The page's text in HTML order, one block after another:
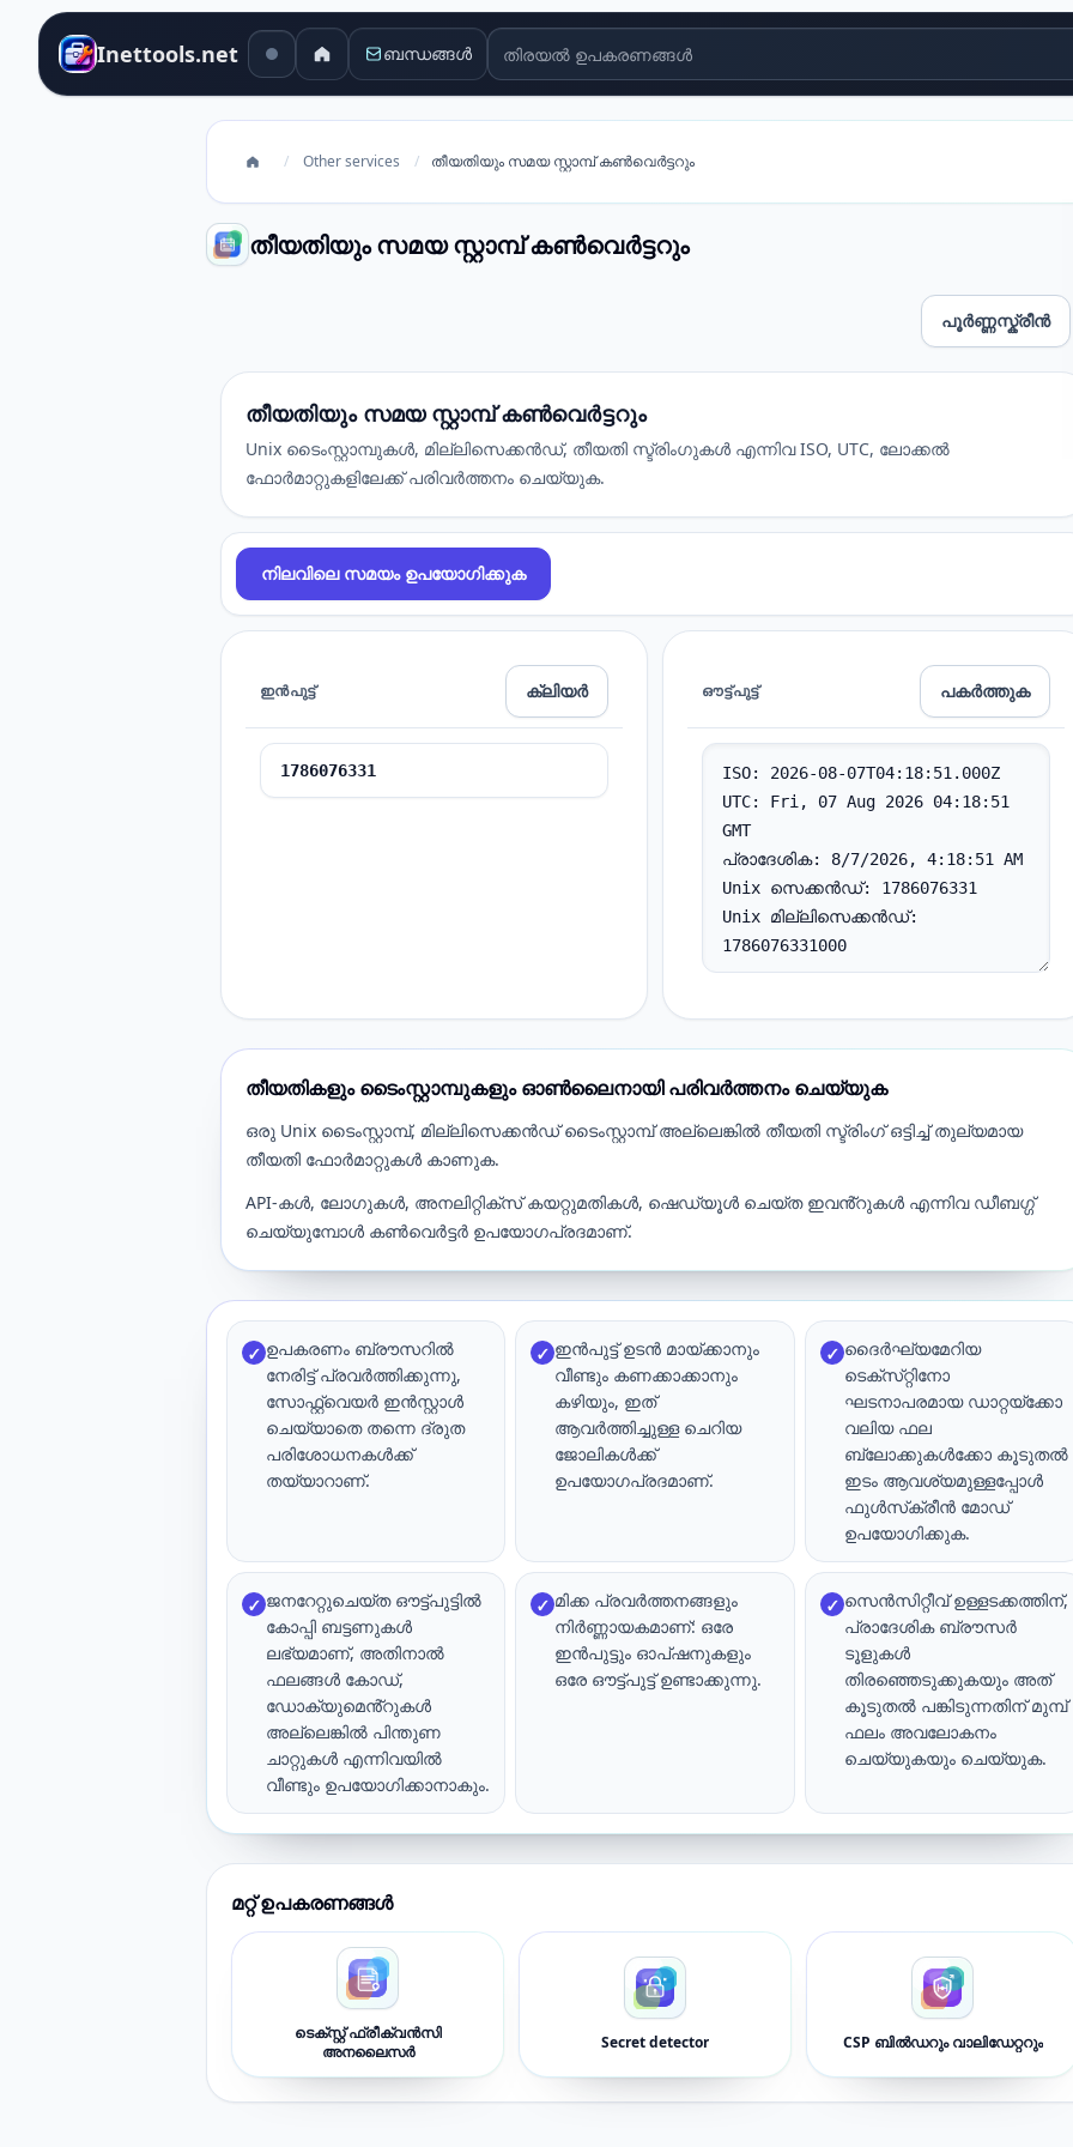
Inettools.net ബന്ധങ്ങൾ തിരയൽ ഉപകരണങ്ങൾ
/ Other services / തീയതിയും സമയ സ്റ്റാമ്പ് കൺവെർട്ടറും
തീയതിയും സമയ സ്റ്റാമ്പ് കൺവെർട്ടറും
പൂർണ്ണസ്ക്രീൻ
തീയതിയും സമയ സ്റ്റാമ്പ് കൺവെർട്ടറും
Unix ടൈംസ്റ്റാമ്പുകൾ, മില്ലിസെക്കൻഡ്, തീയതി സ്ട്രിംഗുകൾ എന്നിവ ISO, UTC, ലോക്കൽ
ഫോർമാറ്റുകളിലേക്ക് പരിവർത്തനം ചെയ്യുക.
നിലവിലെ സമയം ഉപയോഗിക്കുക
ഇൻപുട്ട് ക്ലിയർ ഔട്ട്പുട്ട് പകർത്തുക
തീയതികളും ടൈംസ്റ്റാമ്പുകളും ഓൺലൈനായി പരിവർത്തനം ചെയ്യുക
ഒരു Unix ടൈംസ്റ്റാമ്പ്, മില്ലിസെക്കൻഡ് ടൈംസ്റ്റാമ്പ് അല്ലെങ്കിൽ തീയതി സ്ട്രിംഗ് ഒട്ടിച്ച് തുല്യമായ
തീയതി ഫോർമാറ്റുകൾ കാണുക.
API-കൾ, ലോഗുകൾ, അനലിറ്റിക്സ് കയറ്റുമതികൾ, ഷെഡ്യൂൾ ചെയ്ത ഇവൻ്റുകൾ എന്നിവ ഡീബഗ്ഗ്
ചെയ്യുമ്പോൾ കൺവെർട്ടർ ഉപയോഗപ്രദമാണ്.
✓ ഉപകരണം ബ്രൗസറിൽ
നേരിട്ട് പ്രവർത്തിക്കുന്നു,
സോഫ്റ്റ്വെയർ ഇൻസ്റ്റാൾ
ചെയ്യാതെ തന്നെ ദ്രുത
പരിശോധനകൾക്ക്
തയ്യാറാണ്.
✓ ഇൻപുട്ട് ഉടൻ മായ്‌ക്കാനും
വീണ്ടും കണക്കാക്കാനും
കഴിയും, ഇത്
ആവർത്തിച്ചുള്ള ചെറിയ
ജോലികൾക്ക്
ഉപയോഗപ്രദമാണ്.
✓ ദൈർഘ്യമേറിയ
ടെക്‌സ്‌റ്റിനോ
ഘടനാപരമായ ഡാറ്റയ്‌ക്കോ
വലിയ ഫല
ബ്ലോക്കുകൾക്കോ കൂടുതൽ
ഇടം ആവശ്യമുള്ളപ്പോൾ
ഫുൾസ്‌ക്രീൻ മോഡ്
ഉപയോഗിക്കുക.
✓ ജനറേറ്റുചെയ്‌ത ഔട്ട്‌പുട്ടിൽ
കോപ്പി ബട്ടണുകൾ
ലഭ്യമാണ്, അതിനാൽ
ഫലങ്ങൾ കോഡ്,
ഡോക്യുമെൻ്റുകൾ
അല്ലെങ്കിൽ പിന്തുണ
ചാറ്റുകൾ എന്നിവയിൽ
വീണ്ടും ഉപയോഗിക്കാനാകും.
✓ മിക്ക പ്രവർത്തനങ്ങളും
നിർണ്ണായകമാണ്: ഒരേ
ഇൻപുട്ടും ഓപ്ഷനുകളും
ഒരേ ഔട്ട്പുട്ട് ഉണ്ടാക്കുന്നു.
✓ സെൻസിറ്റീവ് ഉള്ളടക്കത്തിന്,
പ്രാദേശിക ബ്രൗസർ
ടൂളുകൾ
തിരഞ്ഞെടുക്കുകയും അത്
കൂടുതൽ പങ്കിടുന്നതിന് മുമ്പ്
ഫലം അവലോകനം
ചെയ്യുകയും ചെയ്യുക.
മറ്റ് ഉപകരണങ്ങൾ
ടെക്സ്റ്റ് ഫ്രീക്വൻസി
അനലൈസർ
Secret detector CSP ബിൽഡറും വാലിഡേറ്ററും